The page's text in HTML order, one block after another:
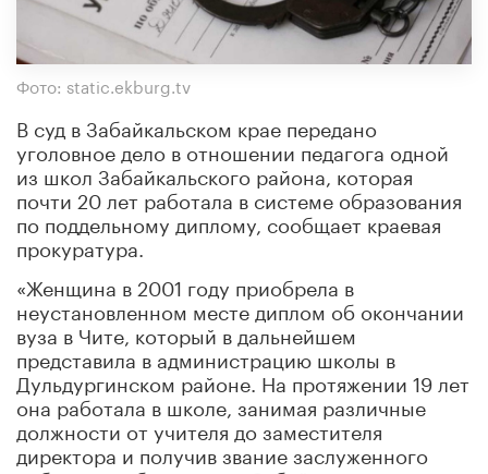
Фото: static.ekburg.tv
В суд в Забайкальском крае передано
уголовное дело в отношении педагога одной
из школ Забайкальского района, которая
почти 20 лет работала в системе образования
по поддельному диплому, сообщает краевая
прокуратура.
«Женщина в 2001 году приобрела в
неустановленном месте диплом об окончании
вуза в Чите, который в дальнейшем
представила в администрацию школы в
Дульдургинском районе. На протяжении 19 лет
она работала в школе, занимая различные
должности от учителя до заместителя
директора и получив звание заслуженного